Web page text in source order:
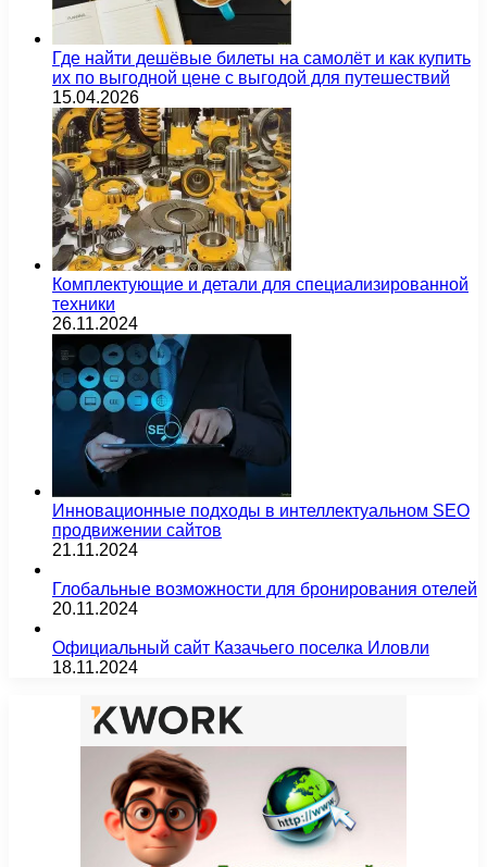
Где найти дешёвые билеты на самолёт и как купить
их по выгодной цене с выгодой для путешествий
15.04.2026
Комплектующие и детали для специализированной
техники
26.11.2024
Инновационные подходы в интеллектуальном SEO
продвижении сайтов
21.11.2024
Глобальные возможности для бронирования отелей
20.11.2024
Официальный сайт Казачьего поселка Иловли
18.11.2024